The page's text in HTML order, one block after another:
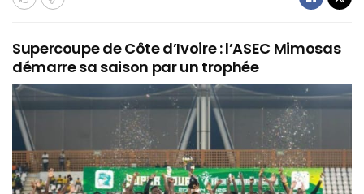
Supercoupe de Côte d’Ivoire : l’ASEC Mimosas
démarre sa saison par un trophée